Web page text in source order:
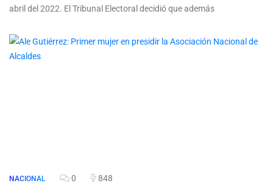
abril del 2022. El Tribunal Electoral decidió que además
NACIONAL 0 848